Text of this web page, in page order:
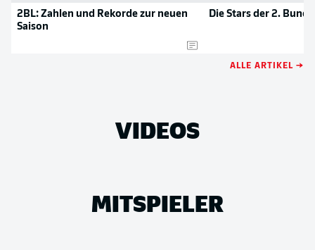
2BL: Zahlen und Rekorde zur neuen
Saison
Die Stars der 2.
ALLE ARTIKEL →
VIDEOS
MITSPIELER